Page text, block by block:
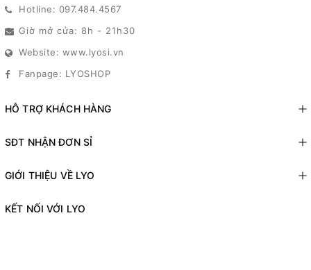
Hotline: 097.484.4567
Giờ mở cửa: 8h - 21h30
Website: www.lyosi.vn
Fanpage: LYOSHOP
HỖ TRỢ KHÁCH HÀNG
SĐT NHẬN ĐƠN SỈ
GIỚI THIỆU VỀ LYO
KẾT NỐI VỚI LYO